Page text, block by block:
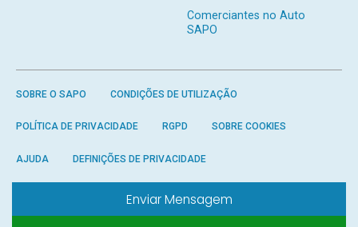
Enviar Mensagem
Comerciantes no Auto
SAPO
SOBRE O SAPO CONDIÇÕES DE UTILIZAÇÃO
POLÍTICA DE PRIVACIDADE RGPD SOBRE COOKIES
AJUDA DEFINIÇÕES DE PRIVACIDADE